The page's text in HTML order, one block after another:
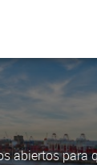
abiertos para